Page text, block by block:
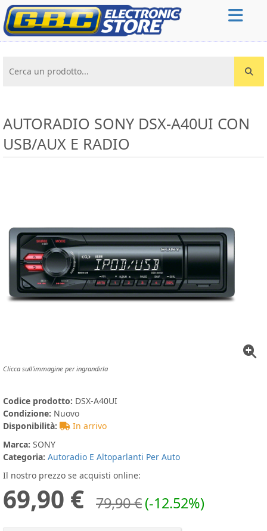
Cerca un prodotto...
AUTORADIO SONY DSX-A40UI CON
USB/AUX E RADIO
Clicca sull'immagine per ingrandirla
Codice prodotto: DSX-A40UI
Condizione: Nuovo
Disponibilità:
In arrivo
Marca: SONY
Categoria: Autoradio E Altoparlanti Per Auto
Il nostro prezzo se acquisti online:
69,90 € 79,90 €(-12.52%)